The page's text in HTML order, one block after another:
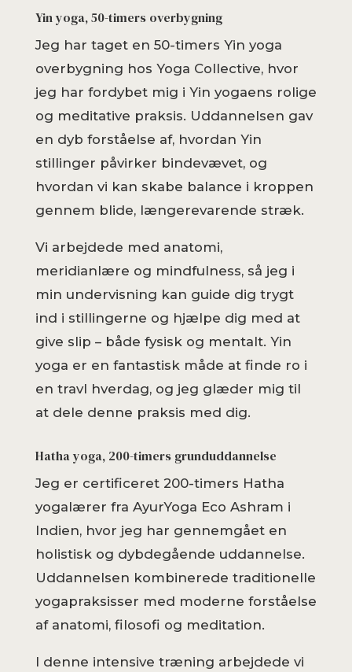
Yin yoga, 50-timers overbygning
Jeg har taget en 50-timers Yin yoga
overbygning hos Yoga Collective, hvor
jeg har fordybet mig i Yin yogaens rolige
og meditative praksis. Uddannelsen gav
en dyb forståelse af, hvordan Yin
stillinger påvirker bindevævet, og
hvordan vi kan skabe balance i kroppen
gennem blide, længerevarende stræk.
Vi arbejdede med anatomi,
meridianlære og mindfulness, så jeg i
min undervisning kan guide dig trygt
ind i stillingerne og hjælpe dig med at
give slip – både fysisk og mentalt. Yin
yoga er en fantastisk måde at finde ro i
en travl hverdag, og jeg glæder mig til
at dele denne praksis med dig.
Hatha yoga, 200-timers grunduddannelse
Jeg er certificeret 200-timers Hatha
yogalærer fra AyurYoga Eco Ashram i
Indien, hvor jeg har gennemgået en
holistisk og dybdegående uddannelse.
Uddannelsen kombinerede traditionelle
yogapraksisser med moderne forståelse
af anatomi, filosofi og meditation.
I denne intensive træning arbejdede vi